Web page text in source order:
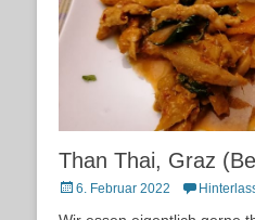
Than Thai, Graz
Posted
6. Februar 2022